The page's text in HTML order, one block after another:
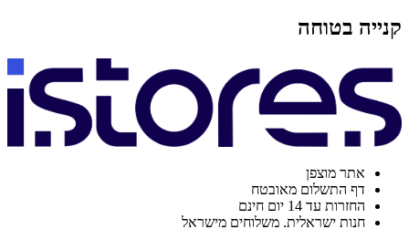
קנייה בטוחה
אתר מוצפן
דף התשלום מאובטח
החזרות עד 14 יום חינם
חנות ישראלית. משלוחים מישראל